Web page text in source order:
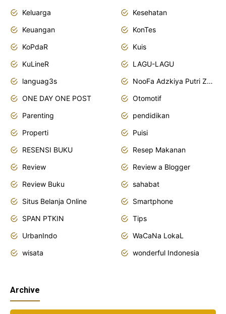
Keluarga
Kesehatan
Keuangan
KonTes
KoPdaR
Kuis
KuLineR
LAGU-LAGU
languag3s
NooFa Adzkiya Putri Zain
ONE DAY ONE POST
Otomotif
Parenting
pendidikan
Properti
Puisi
RESENSI BUKU
Resep Makanan
Review
Review a Blogger
Review Buku
sahabat
Situs Belanja Online
Smartphone
SPAN PTKIN
Tips
UrbanIndo
WaCaNa LokaL
wisata
wonderful Indonesia
Archive